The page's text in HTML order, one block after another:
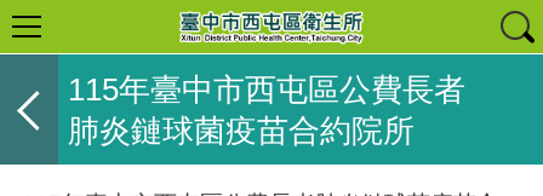
115年臺中市西屯區公費長者
肺炎鏈球菌疫苗合約院所